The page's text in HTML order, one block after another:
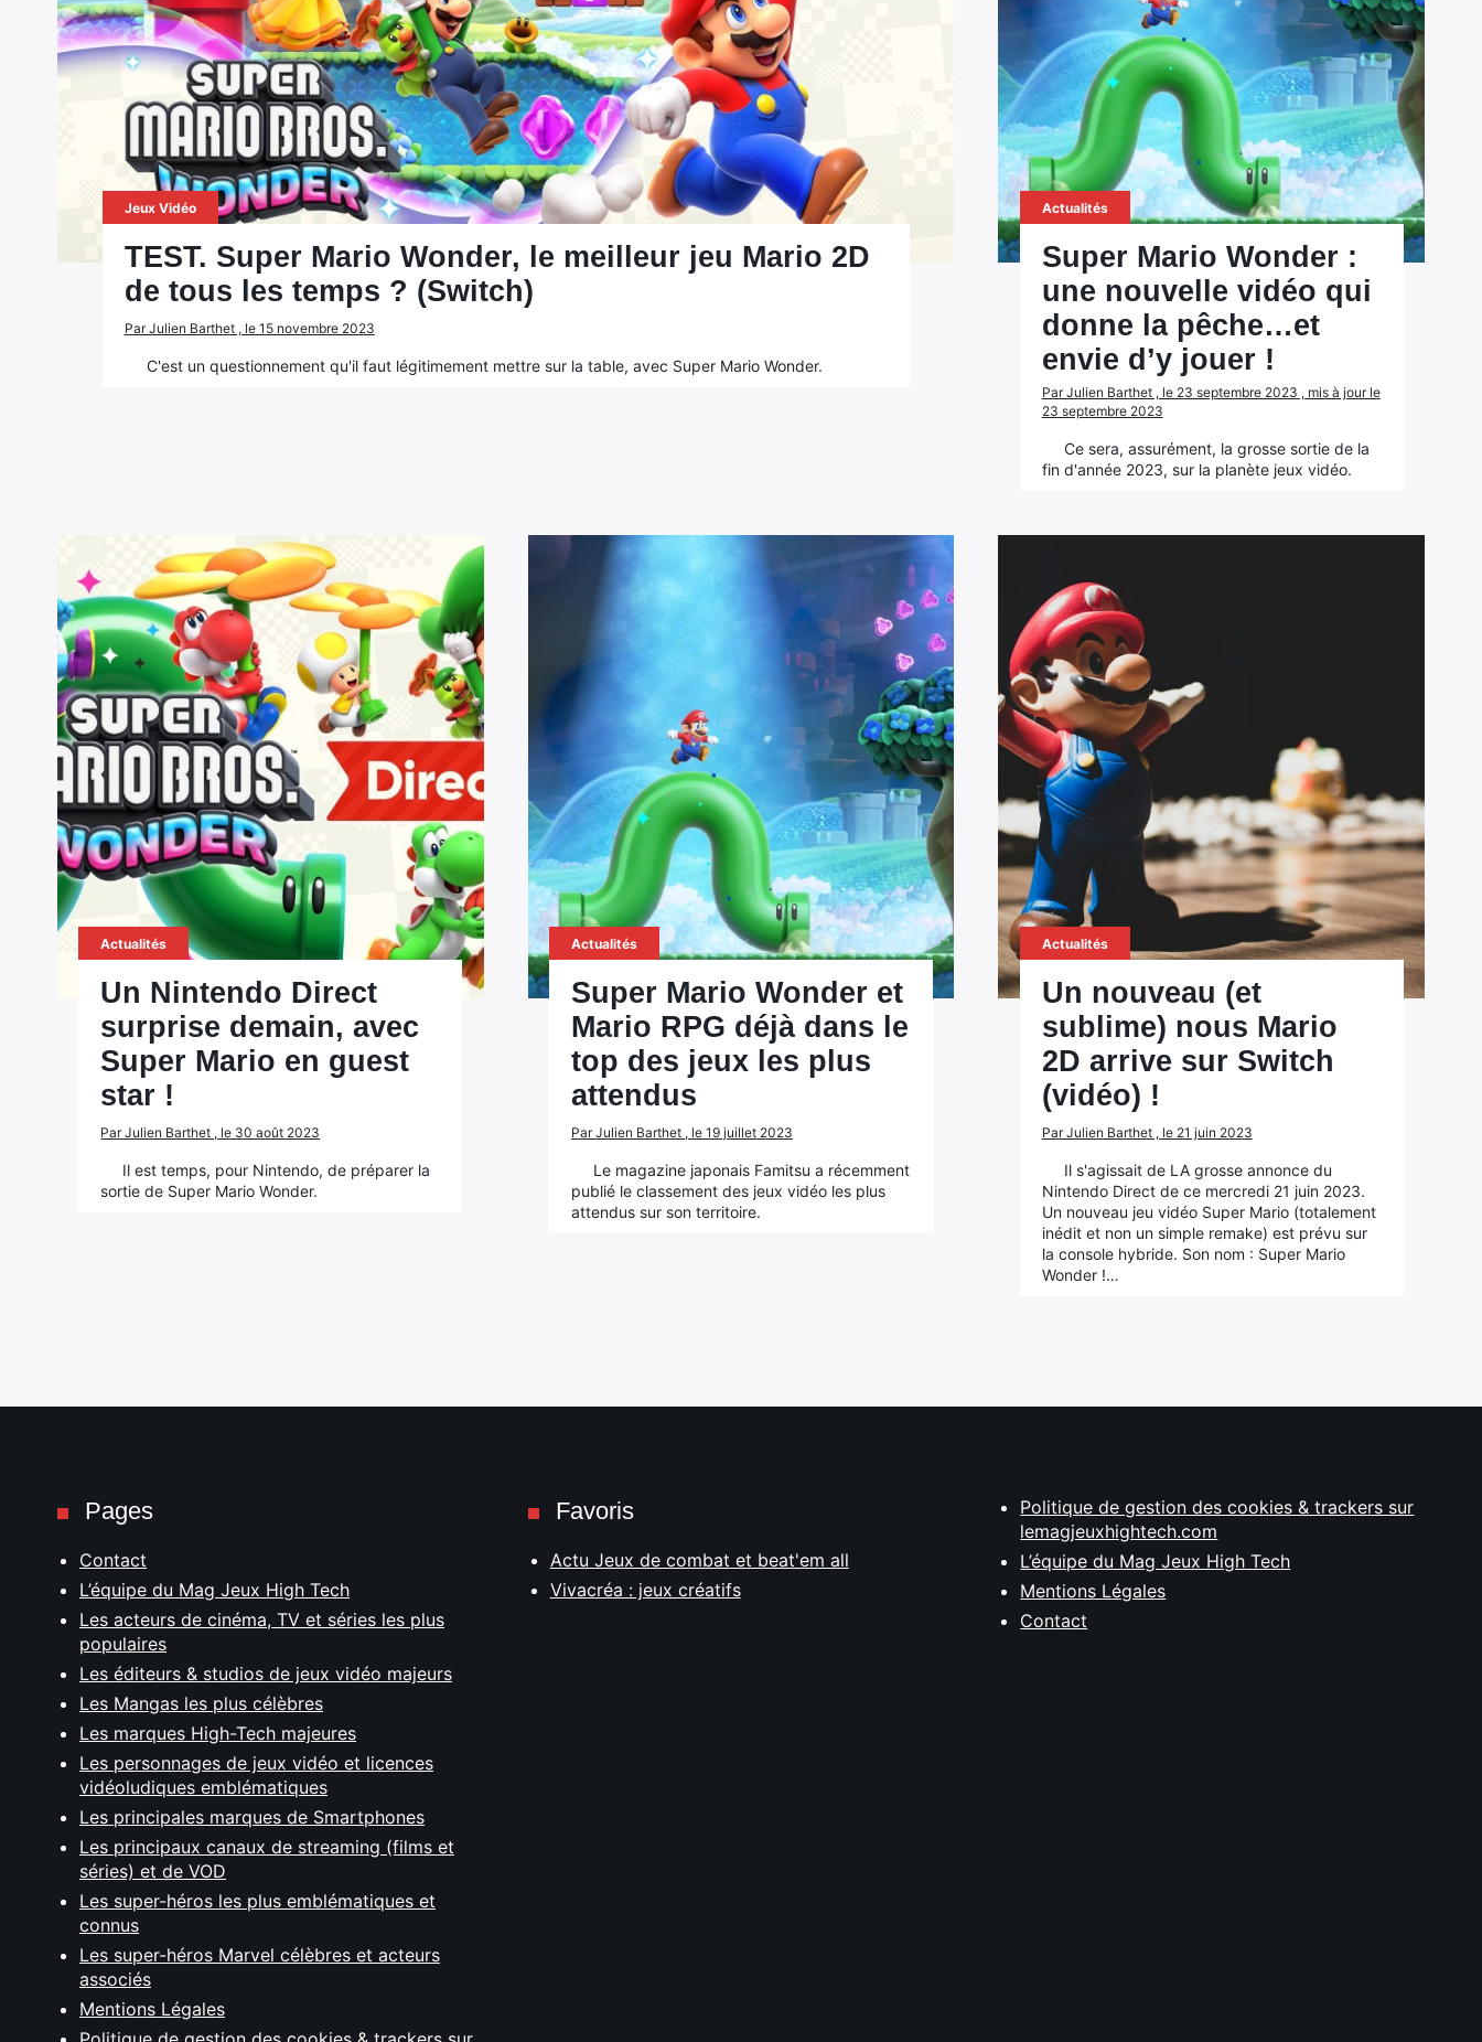
Jeux Vidéo
TEST. Super Mario Wonder, le meilleur jeu Mario 2D
de tous les temps ? (Switch)
Par Julien Barthet , le 15 novembre 2023
C'est un questionnement qu'il faut légitimement mettre sur la table, avec Super Mario Wonder.
Actualités
Super Mario Wonder :
une nouvelle vidéo qui
donne la pêche…et
envie d’y jouer !
Par Julien Barthet , le 23 septembre 2023 , mis à jour le
23 septembre 2023
Ce sera, assurément, la grosse sortie de la
fin d'année 2023, sur la planète jeux vidéo.
Actualités
Un Nintendo Direct
surprise demain, avec
Super Mario en guest
star !
Par Julien Barthet , le 30 août 2023
Il est temps, pour Nintendo, de préparer la
sortie de Super Mario Wonder.
Actualités
Super Mario Wonder et
Mario RPG déjà dans le
top des jeux les plus
attendus
Par Julien Barthet , le 19 juillet 2023
Le magazine japonais Famitsu a récemment
publié le classement des jeux vidéo les plus
attendus sur son territoire.
Actualités
Un nouveau (et
sublime) nous Mario
2D arrive sur Switch
(vidéo) !
Par Julien Barthet , le 21 juin 2023
Il s'agissait de LA grosse annonce du
Nintendo Direct de ce mercredi 21 juin 2023.
Un nouveau jeu vidéo Super Mario (totalement
inédit et non un simple remake) est prévu sur
la console hybride. Son nom : Super Mario
Wonder !…
Pages
Contact
L’équipe du Mag Jeux High Tech
Les acteurs de cinéma, TV et séries les plus
populaires
Les éditeurs & studios de jeux vidéo majeurs
Les Mangas les plus célèbres
Les marques High-Tech majeures
Les personnages de jeux vidéo et licences
vidéoludiques emblématiques
Les principales marques de Smartphones
Les principaux canaux de streaming (films et
séries) et de VOD
Les super-héros les plus emblématiques et
connus
Les super-héros Marvel célèbres et acteurs
associés
Mentions Légales
Favoris
Actu Jeux de combat et beat'em all
Vivacréa : jeux créatifs
Politique de gestion des cookies & trackers sur
lemagjeuxhightech.com
L’équipe du Mag Jeux High Tech
Mentions Légales
Contact